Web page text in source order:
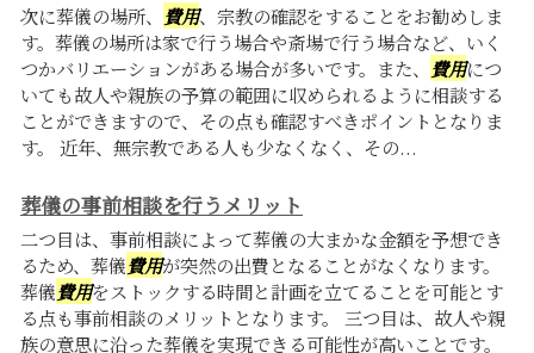
次に葬儀の場所、 費用、宗教の確認をすることをお勧めしま
す。葬儀の場所は家で行う場合や斎場で行う場合など、いく
つかバリエーションがある場合が多いです。また、 費用につ
いても故人や親族の予算の範囲に収められるように相談する
ことができますので、その点も確認すべきポイントとなりま
す。 近年、無宗教である人も少なくなく、その...
葬儀の事前相談を行うメリット
二つ目は、事前相談によって葬儀の大まかな金額を予想でき
るため、葬儀費用が突然の出費となることがなくなります。
葬儀費用をストックする時間と計画を立てることを可能とす
る点も事前相談のメリットとなります。 三つ目は、故人や親
族の意思に沿った葬儀を実現できる可能性が高いことです。